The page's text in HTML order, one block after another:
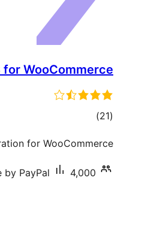
for WooCommerce
(21
مجموع)
for WooCommerce
by PayPal 4,000+ نصب فعال